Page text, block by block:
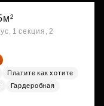
1 секция, 2
Платите как хотите
Гардеробная